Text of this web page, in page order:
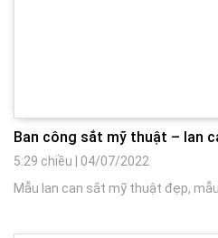
Ban công sắt mỹ thuật – lan
5:29 chiều
04/07/2022
Mẫu lan can sắt mỹ thuật đẹp, mẫu